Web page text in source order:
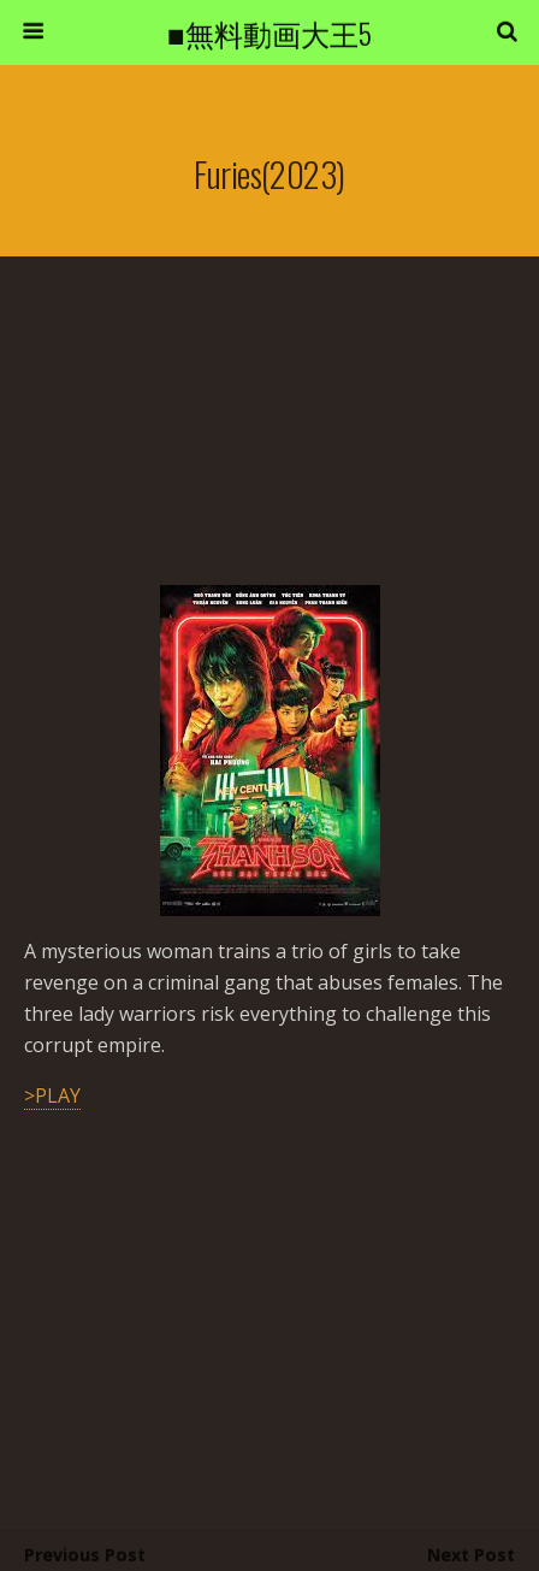
■無料動画大王5
Furies(2023)
A mysterious woman trains a trio of girls to take
revenge on a criminal gang that abuses females. The
three lady warriors risk everything to challenge this
corrupt empire.
>PLAY
Previous Post
Next Post